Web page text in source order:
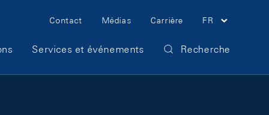
Meta Navigation
Contact Médias Carrière FR
Services et événements Recherche